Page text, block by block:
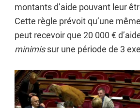
montants d’aide pouvant leur
Cette règle prévoit qu’une
peut recevoir que 20 000 €
minimissur une période de 3